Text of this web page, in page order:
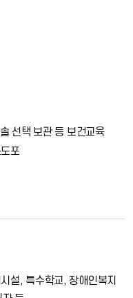
선택 보관 등 보건교육
포
설, 특수학교, 장애인복지